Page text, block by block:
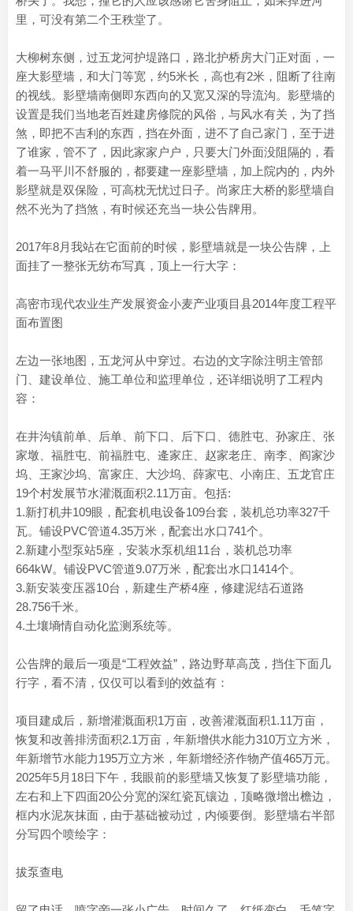
里，可没有第二个王秩堂了。
大柳树东侧，过五龙河护堤路口，路北护桥房大门正对面，一
座大影壁墙，和大门等宽，约5米长，高也有2米，阻断了往南
的视线。影壁墙南侧即东西向的又宽又深的导流沟。影壁墙的
设置是我们当地老百姓建房修院的风俗，与风水有关，为了挡
煞，即把不吉利的东西，挡在外面，进不了自己家门，至于进
了谁家，管不了，因此家家户户，只要大门外面没阻隔的，看
着一马平川不舒服的，都要建一座影壁墙，加上院内的，内外
影壁就是双保险，可高枕无忧过日子。尚家庄大桥的影壁墙自
然不光为了挡煞，有时候还充当一块公告牌用。
2017年8月我站在它面前的时候，影壁墙就是一块公告牌，上
面挂了一整张无纺布写真，顶上一行大字：
高密市现代农业生产发展资金小麦产业项目县2014年度工程平
面布置图
左边一张地图，五龙河从中穿过。右边的文字除注明主管部
门、建设单位、施工单位和监理单位，还详细说明了工程内
容：
在井沟镇前单、后单、前下口、后下口、德胜屯、孙家庄、张
家墩、福胜屯、前福胜屯、逄家庄、赵家老庄、南李、阎家沙
坞、王家沙坞、富家庄、大沙坞、薛家屯、小南庄、五龙官庄
19个村发展节水灌溉面积2.11万亩。包括:
1.新打机井109眼，配套机电设备109台套，装机总功率327千
瓦。铺设PVC管道4.35万米，配套出水口741个。
2.新建小型泵站5座，安装水泵机组11台，装机总功率
664kW。铺设PVC管道9.07万米，配套出水口1414个。
3.新安装变压器10台，新建生产桥4座，修建泥结石道路
28.756千米。
4.土壤墒情自动化监测系统等。
公告牌的最后一项是“工程效益”，路边野草高茂，挡住下面几
行字，看不清，仅仅可以看到的效益有：
项目建成后，新增灌溉面积1万亩，改善灌溉面积1.11万亩，
恢复和改善排涝面积2.1万亩，年新增供水能力310万立方米，
年新增节水能力195万立方米，年新增经济作物产值465万元。
2025年5月18日下午，我眼前的影壁墙又恢复了影壁墙功能，
左右和上下四面20公分宽的深红瓷瓦镶边，顶略微增出檐边，
框内水泥灰抹面，由于基础被动过，内倾要倒。影壁墙右半部
分写四个喷绘字：
拔泵查电